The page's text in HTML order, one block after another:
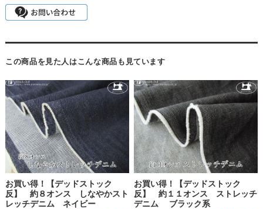
この商品を見た人はこんな商品も見ています
お買い得！【デッドストック
反】 約８オンス しなやかスト
レッチデニム ネイビー
お買い得！【デッドストック
反】 約１１オンス ストレッチ
デニム ブラック系